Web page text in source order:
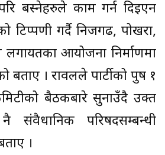
बस्नेहरुले काम गर्न दिइएन
टिप्पणी गर्दै निजगढ, पोखरा,
लगायतका आयोजना निर्माणमा
। रावलले पार्टीको पुष १
बैठकबारे सुनाउँदै उक्त
परिषदसम्बन्धी
।